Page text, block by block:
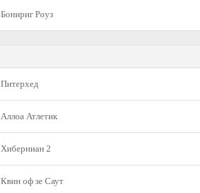
Бонириг Роуз
Питерхед
Аллоа Атлетик
Хиберниан 2
Квин оф зе Саут